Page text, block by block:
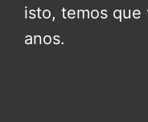
isto, temos que
anos.